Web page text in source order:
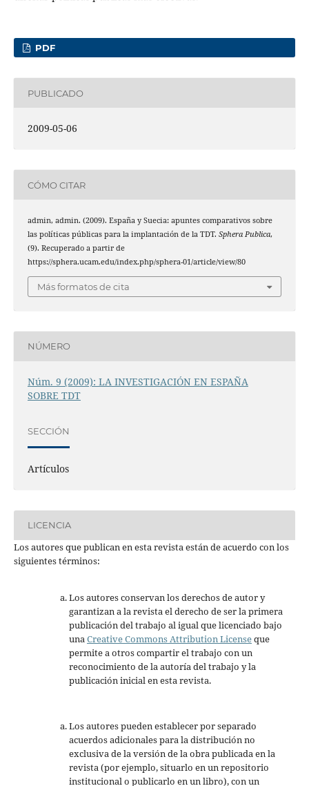
PDF
PUBLICADO
2009-05-06
CÓMO CITAR
admin, admin. (2009). España y Suecia: apuntes comparativos sobre
las políticas públicas para la implantación de la TDT. Sphera Publica,
(9). Recuperado a partir de
https://sphera.ucam.edu/index.php/sphera-01/article/view/80
Más formatos de cita
NÚMERO
Núm. 9 (2009): LA INVESTIGACIÓN EN ESPAÑA
SOBRE TDT
SECCIÓN
Artículos
LICENCIA
Los autores que publican en esta revista están de acuerdo con los
siguientes términos:
Los autores conservan los derechos de autor y
garantizan a la revista el derecho de ser la primera
publicación del trabajo al igual que licenciado bajo
unaCreative Commons Attribution Licenseque
permite a otros compartir el trabajo con un
reconocimiento de la autoría del trabajo y la
publicación inicial en esta revista.
Los autores pueden establecer por separado
acuerdos adicionales para la distribución no
exclusiva de la versión de la obra publicada en la
revista (por ejemplo, situarlo en un repositorio
institucional o publicarlo en un libro), con un